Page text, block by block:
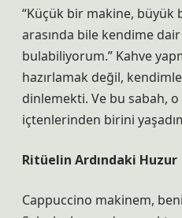
“Küçük bir makine, büyük
arasında bile kendime
bulabiliyorum.” Kahve
hazırlamak değil,
dinlemekti. Ve bu sabah,
içtenlerinden birini
Ritüelin Ardındaki Huzur
Cappuccino makinem,